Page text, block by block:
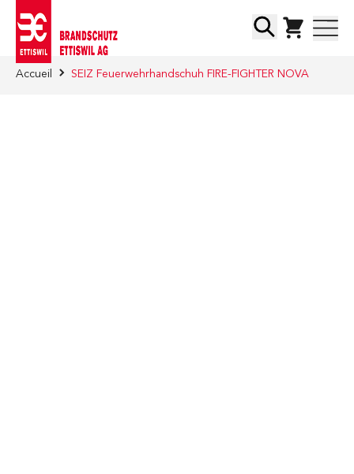
Chercher
Accueil SEIZ Feuerwehrhandschuh FIRE-FIGHTER NOVA